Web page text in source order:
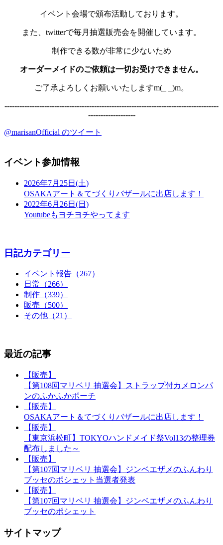
イベント会場で頒布活動しております。
また、twitterで毎月抽選販売会を開催しています。
制作できる数が非常に少ないため
オーダーメイドのご依頼は一切お受けできません。
ご了承よろしくお願いいたしますm(_ _)m。
--------------------------------------------------------------------------------------
-------------------
@marisanOfficial のツイート
イベント参加情報
2026年7月25日(土)
OSAKAアート＆てづくりバザールに出店します！
2022年6月26日(日)
Youtubeもヨチヨチやってます
日記カテゴリー
イベント報告（267）
日常（266）
制作（339）
販売（500）
その他（21）
最近の記事
【販売】
【第108回マリベリ 抽選会】ストラップ付カメロンパ
ンのふかふかポーチ
【販売】
OSAKAアート＆てづくりバザールに出店します！
【販売】
【東京浜松町】TOKYOハンドメイド祭Vol13の整理券
配布しました～
【販売】
【第107回マリベリ 抽選会】ジンベエザメのふんわり
ブッセのポシェット当選者発表
【販売】
【第107回マリベリ 抽選会】ジンベエザメのふんわり
ブッセのポシェット
サイトマップ